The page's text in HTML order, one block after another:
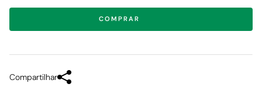
COMPRAR
Compartilhar